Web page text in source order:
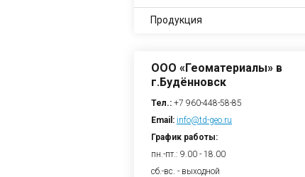
Продукция
ООО «Геоматериалы» в
г.Будённовск
Тел.: +7 960-448-58-85
Email: info@td-geo.ru
График работы:
пн.-пт.: 9.00 - 18.00
сб.-вс. - выходной